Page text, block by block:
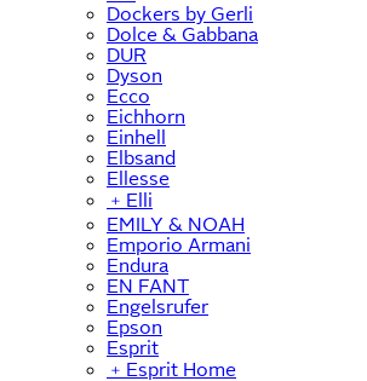
Dockers by Gerli
Dolce & Gabbana
DUR
Dyson
Ecco
Eichhorn
Einhell
Elbsand
Ellesse
﹢ Elli
EMILY & NOAH
Emporio Armani
Endura
EN FANT
Engelsrufer
Epson
Esprit
﹢ Esprit Home